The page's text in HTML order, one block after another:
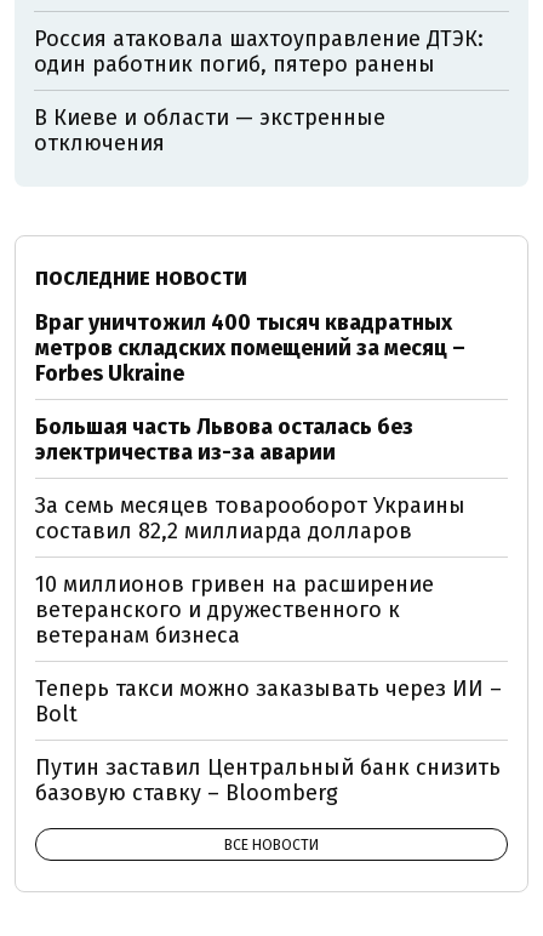
Россия атаковала шахтоуправление ДТЭК:
один работник погиб, пятеро ранены
В Киеве и области — экстренные
отключения
ПОСЛЕДНИЕ НОВОСТИ
Враг уничтожил 400 тысяч квадратных
метров складских помещений за месяц –
Forbes Ukraine
Большая часть Львова осталась без
электричества из-за аварии
За семь месяцев товарооборот Украины
составил 82,2 миллиарда долларов
10 миллионов гривен на расширение
ветеранского и дружественного к
ветеранам бизнеса
Теперь такси можно заказывать через ИИ –
Bolt
Путин заставил Центральный банк снизить
базовую ставку – Bloomberg
ВСЕ НОВОСТИ